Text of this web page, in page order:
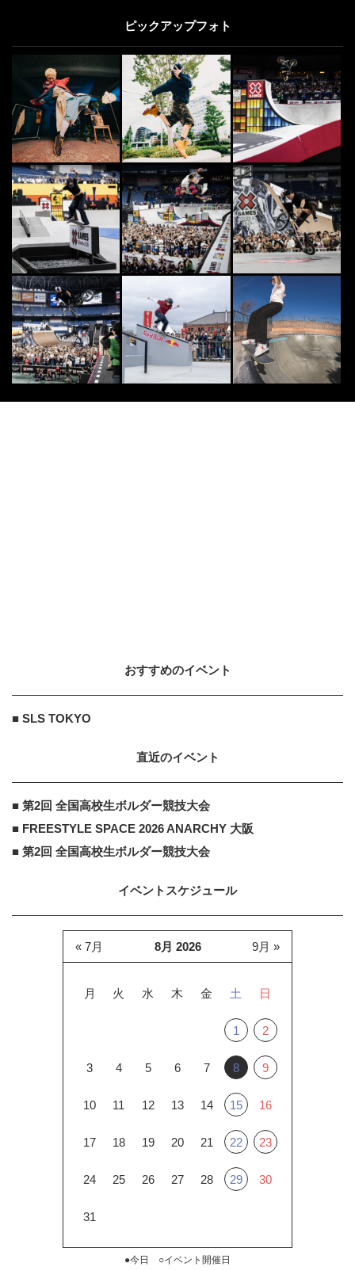
ピックアップフォト
おすすめのイベント
■ SLS TOKYO
直近のイベント
■ 第2回 全国高校生ボルダー競技大会
■ FREESTYLE SPACE 2026 ANARCHY 大阪
■ 第2回 全国高校生ボルダー競技大会
イベントスケジュール
8月 2026
月 火 水 木 金 土 日
1 2
3 4 5 6 7 8 9
10 11 12 13 14 15 16
17 18 19 20 21 22 23
24 25 26 27 28 29 30
31
« 7月 9月 »
●今日 ○イベント開催日